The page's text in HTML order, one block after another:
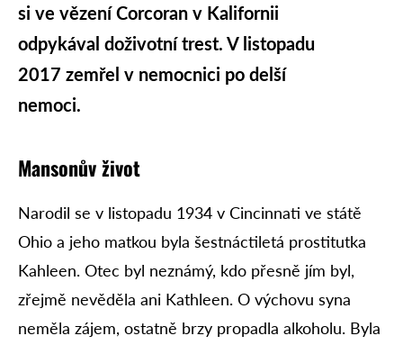
si ve vězení Corcoran v Kalifornii
odpykával doživotní trest. V listopadu
2017 zemřel v nemocnici po delší
nemoci.
Mansonův život
Narodil se v listopadu 1934 v Cincinnati ve státě
Ohio a jeho matkou byla šestnáctiletá prostitutka
Kahleen. Otec byl neznámý, kdo přesně jím byl,
zřejmě nevěděla ani Kathleen. O výchovu syna
neměla zájem, ostatně brzy propadla alkoholu. Byla